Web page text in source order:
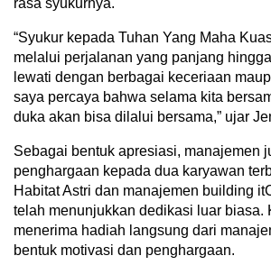
“Syukur kepada Tuhan Yang Maha
melalui perjalanan yang panjang
lewati dengan berbagai keceriaan
saya percaya bahwa selama kita
duka akan bisa dilalui bersama,” ujar
Sebagai bentuk apresiasi, manajemen
penghargaan kepada dua karyawan
Habitat Astri dan manajemen building
telah menunjukkan dedikasi luar biasa.
menerima hadiah langsung dari
bentuk motivasi dan penghargaan.